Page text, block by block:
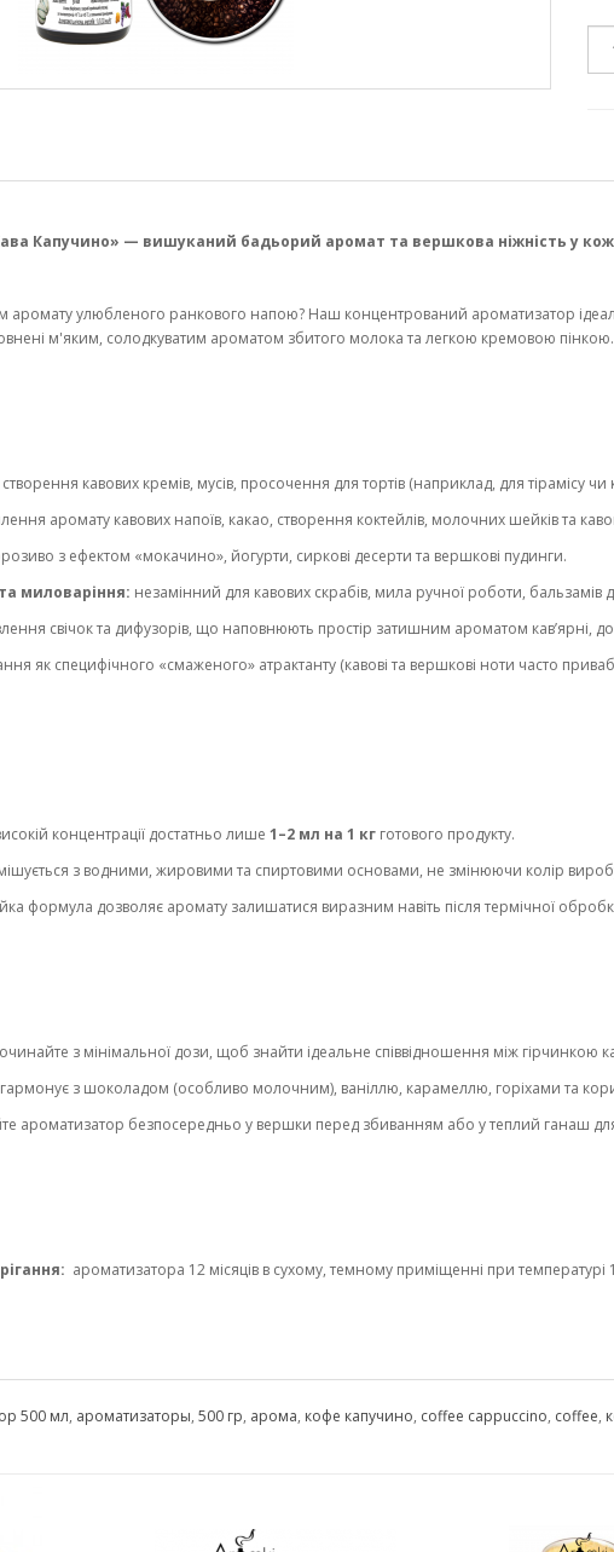
Капучино» — вишуканий бадьорий аромат та вершкова ніжність у
аромату улюбленого ранкового напою? Наш концентрований ароматизатор
м'яким, солодкуватим ароматом збитого молока та легкою кремовою пінкою.
створення кавових кремів, мусів, просочення для тортів (наприклад, для тірамісу чи
аромату кавових напоїв, какао, створення коктейлів, молочних шейків та
з ефектом «мокачино», йогурти, сиркові десерти та вершкові пудинги.
миловаріння: незамінний для кавових скрабів, мила ручної роботи, бальзамів
свічок та дифузорів, що наповнюють простір затишним ароматом кав’ярні,
як специфічного «смаженого» атрактанту (кавові та вершкові ноти часто
концентрації достатньо лише 1–2 мл на 1 кг готового продукту.
з водними, жировими та спиртовими основами, не змінюючи колір
формула дозволяє аромату залишатися виразним навіть після термічної
з мінімальної дози, щоб знайти ідеальне співвідношення між гірчинкою
з шоколадом (особливо молочним), ваніллю, карамеллю, горіхами та
ароматизатор безпосередньо у вершки перед збиванням або у теплий ганаш
ароматизатора 12 місяців в сухому, темному приміщенні при температурі
500 мл, ароматизаторы, 500 гр, арома, кофе капучино, coffee cappuccino, coffee,